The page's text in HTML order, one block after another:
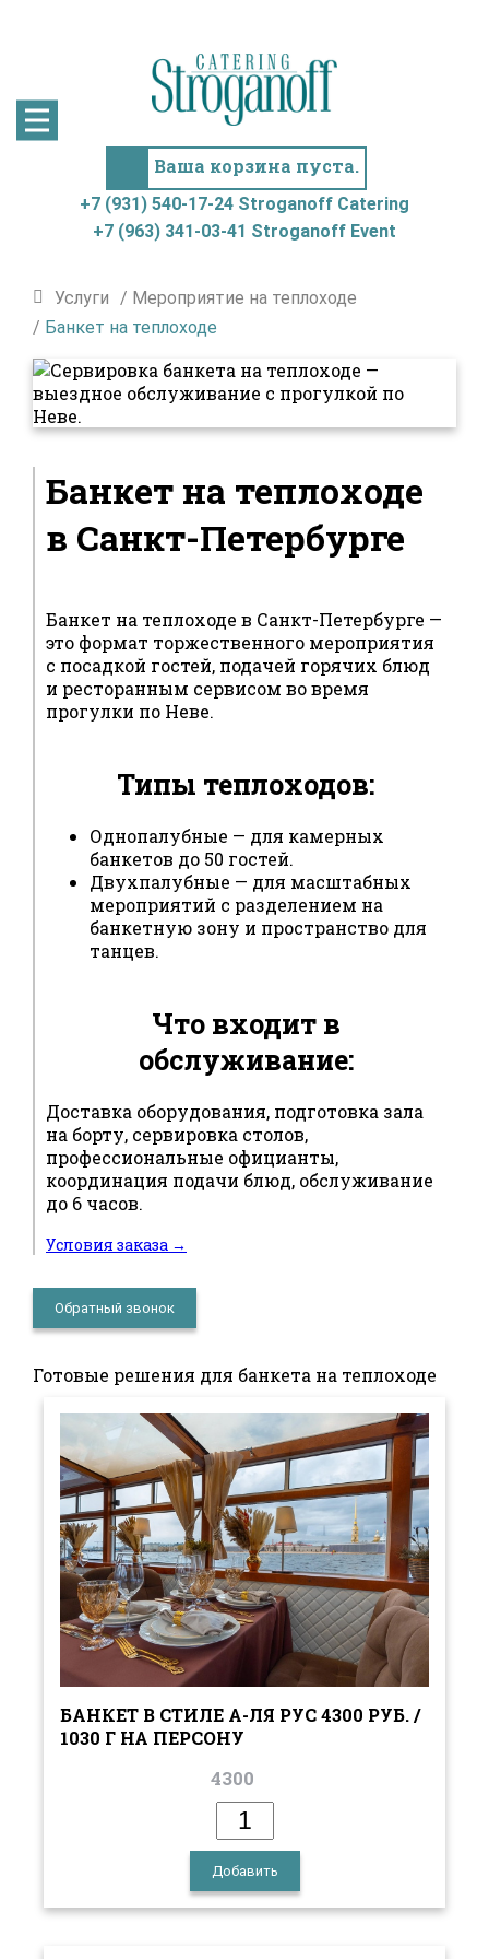
Ваша корзина пуста.
+7 (931) 540-17-24
Stroganoff
Catering
+7 (963) 341-03-41
Stroganoff
+7 (931) 540-17-24 Stroganoff Catering
+7 (963) 341-03-41 Stroganoff Event
Услуги / Мероприятие на теплоходе
/ Банкет на теплоходе
Банкет на теплоходе
в Санкт-Петербурге
Банкет на теплоходе в Санкт-Петербурге —
это формат торжественного мероприятия
с посадкой гостей, подачей горячих блюд
и ресторанным сервисом во время
прогулки по Неве.
Типы теплоходов:
Однопалубные — для камерных
банкетов до 50 гостей.
Двухпалубные — для масштабных
мероприятий с разделением на
банкетную зону и пространство для
танцев.
Что входит в
обслуживание:
Доставка оборудования, подготовка зала
на борту, сервировка столов,
профессиональные официанты,
координация подачи блюд, обслуживание
до 6 часов.
Условия заказа →
Обратный звонок
Готовые решения для банкета на теплоходе
БАНКЕТ В СТИЛЕ А-ЛЯ РУС 4300 РУБ. /
1030 Г НА ПЕРСОНУ
4300
Добавить